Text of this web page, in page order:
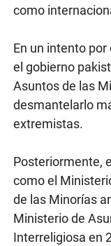
como
En un intento
el gobierno
Asuntos de las
desmantelarlo
extremistas.
Posteriormente,
como el
de las Minorías
Ministerio de
Interreligiosa en